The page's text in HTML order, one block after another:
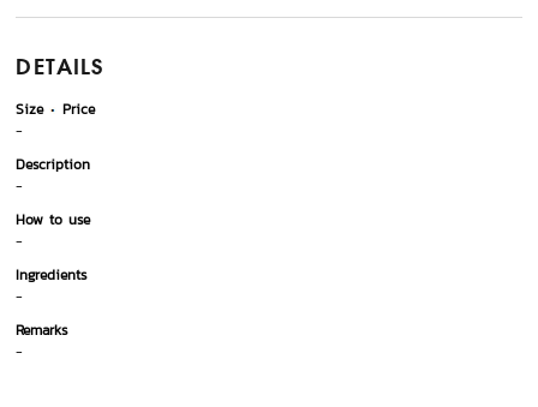
DETAILS
Size
Price
-
Description
-
How to use
-
Ingredients
-
Remarks
-